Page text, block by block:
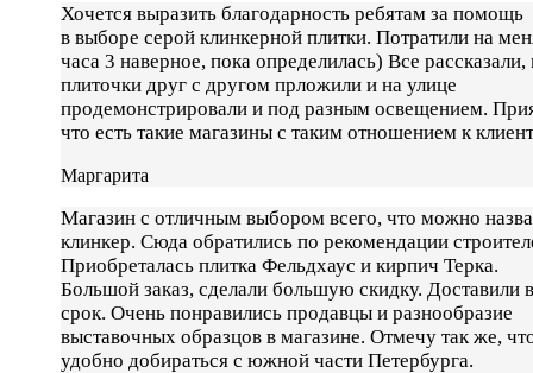
Хочется выразить благодарность ребятам за помощь
в выборе серой клинкерной плитки. Потратили на
часа 3 наверное, пока определилась) Все рассказали,
плиточки друг с другом прложили и на улице
продемонстрировали и под разным освещением.
что есть такие магазины с таким отношением к
Маргарита
Магазин с отличным выбором всего, что можно
клинкер. Сюда обратились по рекомендации
Приобреталась плитка Фельдхаус и кирпич Терка.
Большой заказ, сделали большую скидку. Доставили
срок. Очень понравились продавцы и разнообразие
выставочных образцов в магазине. Отмечу так же,
удобно добираться с южной части Петербурга.